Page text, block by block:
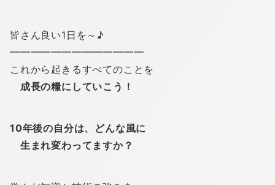
皆さん良い1日を～♪
━━━━━━━━━━━━━
これから起きるすべてのことを
成長の糧にしていこう！
10年後の自分は、どんな風に
生まれ変わってますか？